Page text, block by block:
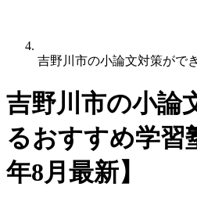
吉野川市の小論文対策がで
吉野川市の小論
るおすすめ学習
年8月最新】